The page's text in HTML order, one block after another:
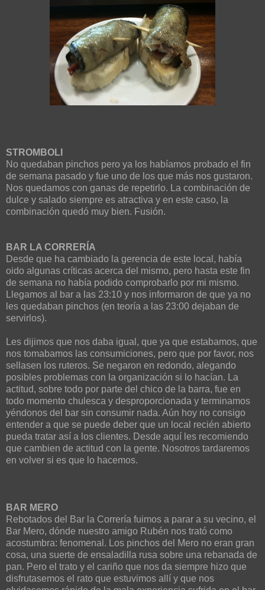
STROMBOLI
No quedaban pinchos pero ya los habíamos probado el fin
de semana pasado y fue uno de los que más nos gustaron.
Nos quedamos con ganas de repetirlo. La combinación de
dulce y salado siempre es atractiva y en este caso, la
combinación quedó muy bien. Fusión.
BAR LA CORRERÍA
Desde que ha cambiado la gerencia de este local, había
oido algunas críticas acerca del mismo, pero hasta este fin
de semana no había podido comprobarlo por mi mismo.
Llegamos al bar a las 23:10 y nos informaron de que ya no
les quedaban pinchos (en teoría a las 23:00 dejaban de
servirlos).
Les dijimos que nos daba igual, que ya que estabamos, que
nos tomabamos las consumiciones, pero que por favor, nos
sellasen los ruteros. Se negaron en redondo, alegando
posibles problemas con la organización si lo hacían. La
actitud, sobre todo por parte del chico de la barra, fue en
todo momento chulesca y desproporcionada y terminamos
yéndonos del bar sin consumir nada. Aún hoy no consigo
entender a que se puede deber que un local recién abierto
pueda tratar así a los clientes. Desde aquí les recomiendo
que cambien de actitud con la gente. Nosotros tardaremos
en volver si es que lo hacemos.
BAR MERO
Rebotados del Bar la Correría fuimos a parar a su vecino, el
Bar Mero, dónde nuestro amigo Rubén nos trató como
acostumbra: fenomenal. Los pinchos del Mero no eran gran
cosa, una suerte de ensaladilla rusa sobre una rebanada de
pan. Pero el trato y el cariño que nos da siempre hizo que
disfrutasemos el rato que estuvimos allí y que nos